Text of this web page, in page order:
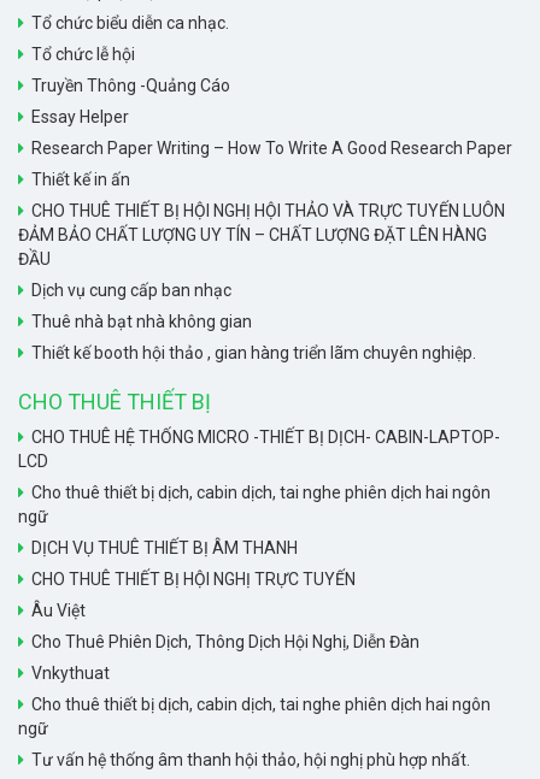
Tổ chức biểu diễn ca nhạc.
Tổ chức lễ hội
Truyền Thông -Quảng Cáo
Essay Helper
Research Paper Writing – How To Write A Good Research Paper
Thiết kế in ấn
CHO THUÊ THIẾT BỊ HỘI NGHỊ HỘI THẢO VÀ TRỰC TUYẾN LUÔN
ĐẢM BẢO CHẤT LƯỢNG UY TÍN – CHẤT LƯỢNG ĐẶT LÊN HÀNG
ĐẦU
Dịch vụ cung cấp ban nhạc
Thuê nhà bạt nhà không gian
Thiết kế booth hội thảo , gian hàng triển lãm chuyên nghiệp.
CHO THUÊ THIẾT BỊ
CHO THUÊ HỆ THỐNG MICRO -THIẾT BỊ DỊCH- CABIN-LAPTOP-
LCD
Cho thuê thiết bị dịch, cabin dịch, tai nghe phiên dịch hai ngôn
ngữ
DỊCH VỤ THUÊ THIẾT BỊ ÂM THANH
CHO THUÊ THIẾT BỊ HỘI NGHỊ TRỰC TUYẾN
Âu Việt
Cho Thuê Phiên Dịch, Thông Dịch Hội Nghị, Diễn Đàn
Vnkythuat
Cho thuê thiết bị dịch, cabin dịch, tai nghe phiên dịch hai ngôn
ngữ
Tư vấn hệ thống âm thanh hội thảo, hội nghị phù hợp nhất.